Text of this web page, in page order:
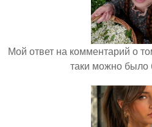
Мой ответ на комментарий о
таки можно было